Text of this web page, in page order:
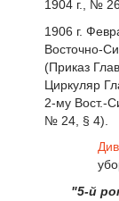
1904 г., №
1906 г.
Восточно-
(Приказ
Циркуляр
2-му Вост.-
№ 24, § 4).
"5-й